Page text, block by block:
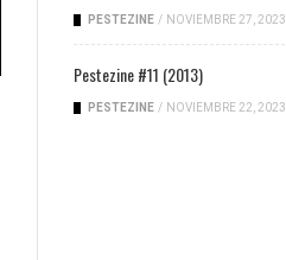
PESTEZINE / NOVIEMBRE 27, 2023
Pestezine #11 (2013)
PESTEZINE / NOVIEMBRE 22, 2023